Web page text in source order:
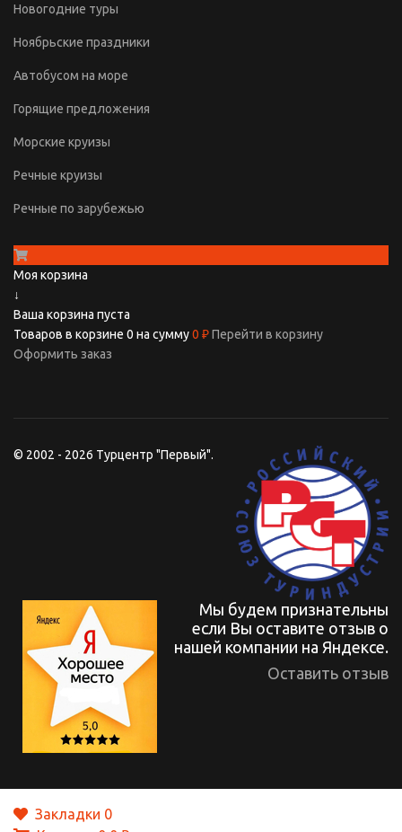
Новогодние туры
Ноябрьские праздники
Автобусом на море
Горящие предложения
Морские круизы
Речные круизы
Речные по зарубежью
Моя корзина
↓
Ваша корзина пуста
Товаров в корзине 0 на сумму0 ₽Перейти в корзину
Оформить заказ
© 2002 - 2026 Турцентр "Первый".
Мы будем признательны
если Вы оставите отзыв о
нашей компании на Яндексе.
Оставить отзыв
Закладки 0